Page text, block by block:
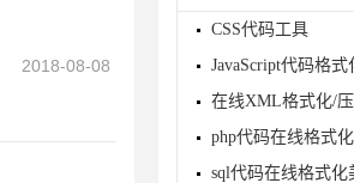
2018-08-08
CSS代码工具
JavaScript代码格式
在线XML格式化/
php代码在线格式
sql代码在线格式化